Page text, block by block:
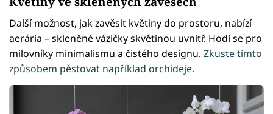
Další možnost, jak zavěsit květiny do prostoru, nabízí
aerária – skleněné vázičky skvětinou uvnitř. Hodí se pro
milovníky minimalismu a čistého designu. Zkuste tímto
způsobem pěstovat například orchideje.